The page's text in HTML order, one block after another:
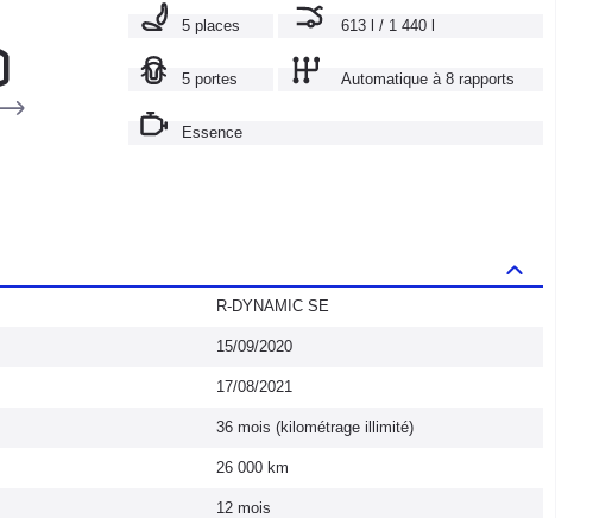
5 places 613 l / 1 440 l
5 portes Automatique à 8 rapports
Essence
R-DYNAMIC SE
15/09/2020
17/08/2021
36 mois (kilométrage illimité)
26 000 km
12 mois